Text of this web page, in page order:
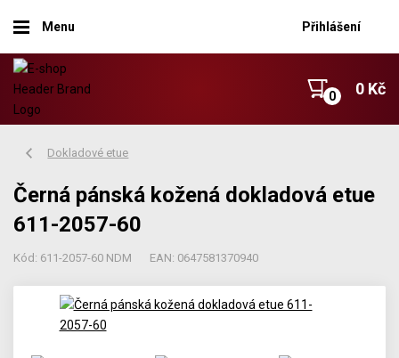
Menu Přihlášení
0 Kč
Dokladové etue
Černá pánská kožená dokladová etue
611-2057-60
Kód: 611-2057-60 NDM EAN: 0647581370940